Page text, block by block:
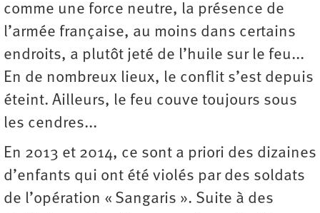
comme une force neutre, la présence de
l’armée française, au moins dans certains
endroits, a plutôt jeté de l’huile sur le feu...
En de nombreux lieux, le conflit s’est depuis
éteint. Ailleurs, le feu couve toujours sous
les cendres...
En 2013 et 2014, ce sont a priori des dizaines
d’enfants qui ont été violés par des soldats
de l’opération « Sangaris ». Suite à des